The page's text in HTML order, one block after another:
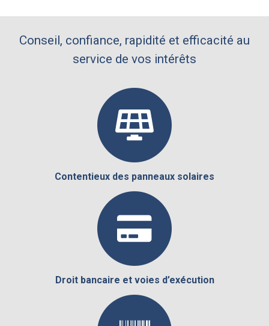
Conseil, confiance, rapidité et efficacité au
service de vos intérêts
Contentieux des panneaux solaires
Droit bancaire et voies d’exécution